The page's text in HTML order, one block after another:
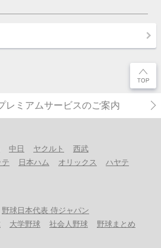
レミアムサービスのご案内
中日 ヤクルト
西武
テ 日本ハム オリックス
ハヤテ
野球日本代表 侍ジャパン
大学野球 社会人野球 野球まとめ